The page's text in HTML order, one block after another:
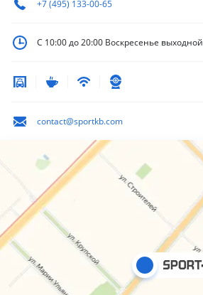
+7 (495) 133-00-65
С 10:00 до 20:00 Воскресенье выходной
contact@sportkb.com